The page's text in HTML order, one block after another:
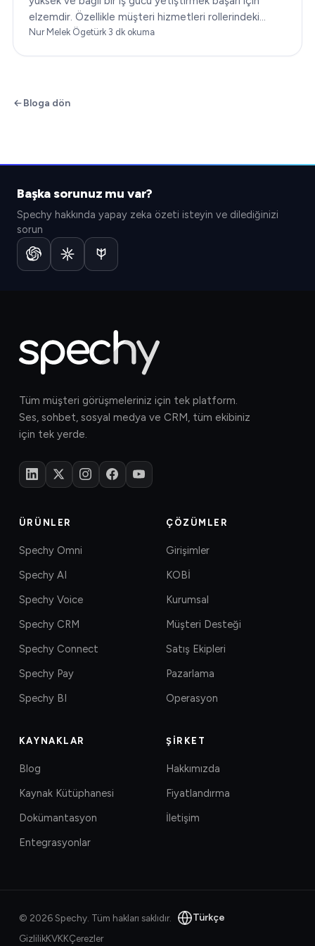
elzemdir. Özellikle müşteri hizmetleri rollerindeki
çalışan bağlılığı…
Nur Melek Ögetürk·3 dk okuma
Bloga dön
Başka sorunuz mu var?
Spechy hakkında yapay zeka özeti isteyin ve dilediğinizi
sorun
Tüm müşteri görüşmeleriniz için tek platform.
Ses, sohbet, sosyal medya ve CRM, tüm ekibiniz
için tek yerde.
ÜRÜNLER
Spechy Omni
Spechy AI
Spechy Voice
Spechy CRM
Spechy Connect
Spechy Pay
Spechy BI
ÇÖZÜMLER
Girişimler
KOBİ
Kurumsal
Müşteri Desteği
Satış Ekipleri
Pazarlama
Operasyon
KAYNAKLAR
Blog
Kaynak Kütüphanesi
Dokümantasyon
Entegrasyonlar
ŞIRKET
Hakkımızda
Fiyatlandırma
İletişim
© 2026Spechy. Tüm hakları saklıdır. Türkçe
GizlilikKVKKÇerezler